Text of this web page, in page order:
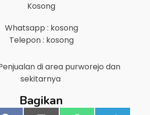
Kosong
Whatsapp : kosong
Telepon : kosong
di area purworejo dan
sekitarnya
Bagikan